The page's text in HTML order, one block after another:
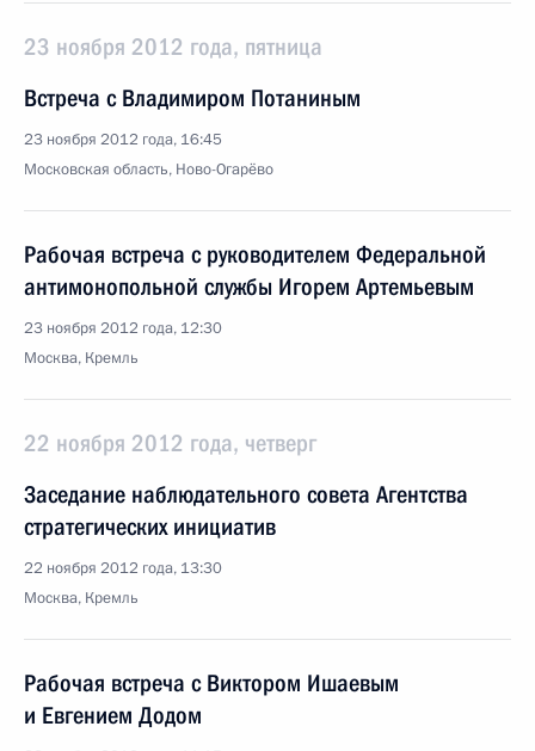
23 ноября 2012 года, пятница
Встреча с Владимиром Потаниным
23 ноября 2012 года, 16:45
Московская область, Ново-Огарёво
Рабочая встреча с руководителем Федеральной
антимонопольной службы Игорем Артемьевым
23 ноября 2012 года, 12:30
Москва, Кремль
22 ноября 2012 года, четверг
Заседание наблюдательного совета Агентства
стратегических инициатив
22 ноября 2012 года, 13:30
Москва, Кремль
Рабочая встреча с Виктором Ишаевым
и Евгением Додом